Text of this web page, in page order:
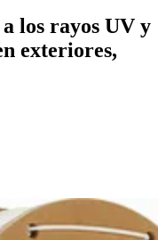
los rayos UV y
exteriores,